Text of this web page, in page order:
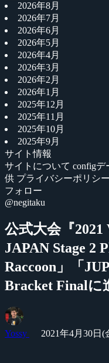
2026年8月
2026年7月
2026年6月
2026年5月
2026年4月
2026年3月
2026年2月
2026年1月
2025年12月
2025年11月
2025年10月
2025年9月
サイト情報
サイトについて configデ
供 プライバシーポリシー
フォロー
@negitaku
公式大会『2021
JAPAN Stage 2
Raccoon」「
Bracket Finalに
Yossy 2021年4月30日(